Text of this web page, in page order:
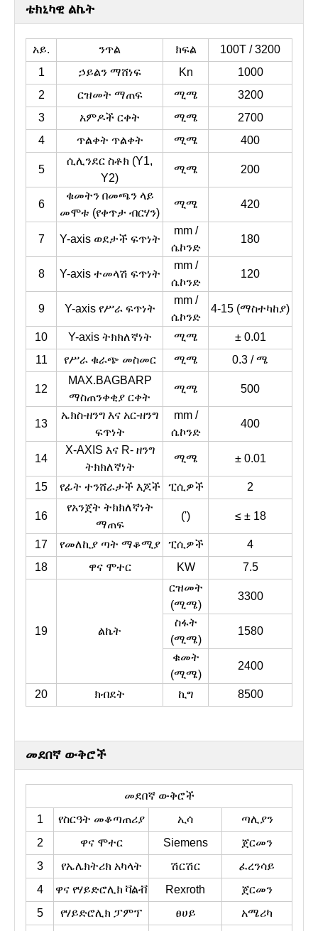
ቴክኒካዊ ልኬት
አይ. ንጥል ክፍል
100T / 3200
1
ኃይልን ማሸነፍ Kn
1000
2
ርዝመት ማጠፍ ሚሜ
3200
3
አምዶች ርቀት ሚሜ
2700
4
ጥልቀት ጥልቀት ሚሜ 400
5
ሲሊንደር ስቶክ (Y1,
Y2)
ሚሜ 200
6
ቁመትን በመጫን ላይ
መሞቱ (የቀጥታ ብርሃን)
ሚሜ 420
7 Y-axis ወደታች ፍጥነት
mm /
ሴኮንድ
180
8 Y-axis ተመላሽ ፍጥነት
mm /
ሴኮንድ
120
9 Y-axis የሥራ ፍጥነት
mm /
ሴኮንድ
4-15 (ማስተካከያ)
10 Y-axis ትክክለኛነት ሚሜ
± 0.01
11
የሥራ ቁራጭ መስመር ሚሜ 0.3 / ሜ
12
MAX.BAGBARP
ማስጠንቀቂያ ርቀት
ሚሜ 500
13
ኤክስ-ዘንግ እና አር-ዘንግ
ፍጥነት
mm /
ሴኮንድ
400
14
X-AXIS እና R- ዘንግ
ትክክለኛነት
ሚሜ ± 0.01
15 የፊት ተንሸራታች እጆች ፒሲዎች 2
16
የአንጀት ትክክለኛነት
ማጠፍ
(') ≤ ± 18
17 የመለኪያ ጣት ማቆሚያ ፒሲዎች
4
18
ዋና ሞተር KW 7.5
19 ልኬት
ርዝመት
(ሚሜ)
3300
ስፋት
(ሚሜ)
1580
ቁመት
(ሚሜ)
2400
20 ክብደት ኪግ 8500
መደበኛ ውቅሮች
መደበኛ ውቅሮች
1
የስርዓት መቆጣጠሪያ ኢሳ
ጣሊያን
2
ዋና ሞተር Siemens
ጀርመን
3
የኤሌክትሪክ አካላት ሽርሽር
ፈረንሳይ
4
ዋና የሃይድሮሊክ ቫልቭ Rexroth
ጀርመን
5
የሃይድሮሊክ ፓምፕ ፀሀይ
አሜሪካ